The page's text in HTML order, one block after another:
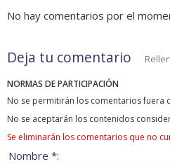
No hay comentarios por el
Deja tu comentario
NORMAS DE PARTICIPACIÓN
No se permitirán los comentarios fuera
No se aceptarán los contenidos
Se eliminarán los comentarios que no
Nombre *: